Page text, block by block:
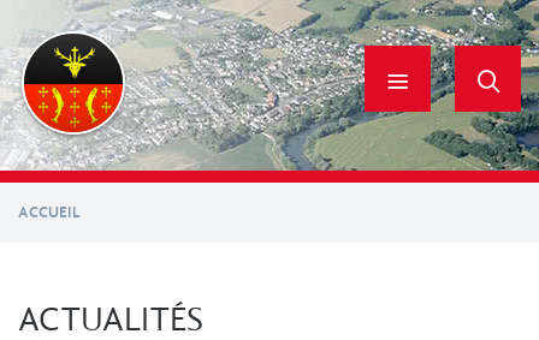
contenu
principal
ACCUEIL
ACTUALITÉS